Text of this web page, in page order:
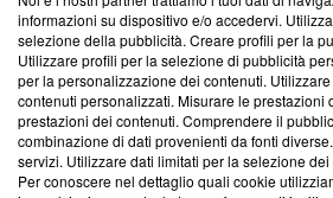
Corporate
Redazione
Informativa Privacy
Cookie Policy
Blasting SA, IDI CHE-247.845.224, Via
informazioni su dispositivo e/o accedervi.
selezione della pubblicità. Creare profili per la
Utilizzare profili per la selezione di pubblicità
per la personalizzazione dei contenuti.
contenuti personalizzati. Misurare le prestazioni
prestazioni dei contenuti. Comprendere il
combinazione di dati provenienti da fonti
servizi. Utilizzare dati limitati per la selezione dei
Per conoscere nel dettaglio quali cookie